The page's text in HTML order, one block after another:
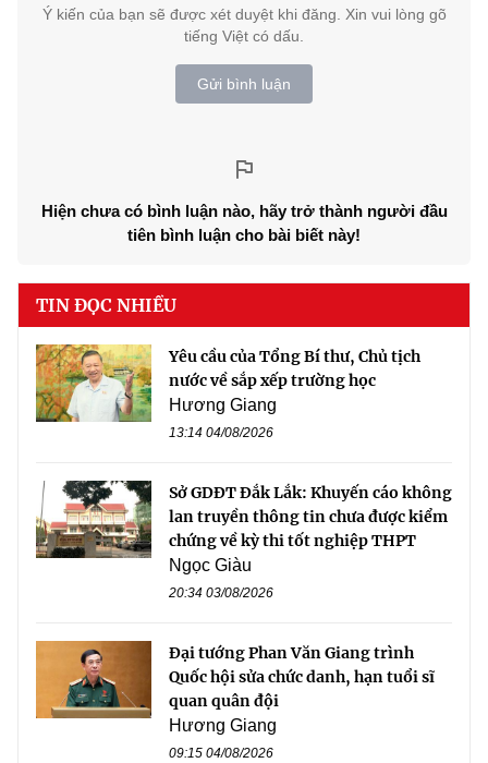
Ý kiến của bạn sẽ được xét duyệt khi đăng. Xin vui lòng gõ
tiếng Việt có dấu.
Gửi bình luận
Hiện chưa có bình luận nào, hãy trở thành người đầu
tiên bình luận cho bài biết này!
TIN ĐỌC NHIỀU
Yêu cầu của Tổng Bí thư, Chủ tịch
nước về sắp xếp trường học
Hương Giang
13:14 04/08/2026
Sở GDĐT Đắk Lắk: Khuyến cáo không
lan truyền thông tin chưa được kiểm
chứng về kỳ thi tốt nghiệp THPT
Ngọc Giàu
20:34 03/08/2026
Đại tướng Phan Văn Giang trình
Quốc hội sửa chức danh, hạn tuổi sĩ
quan quân đội
Hương Giang
09:15 04/08/2026